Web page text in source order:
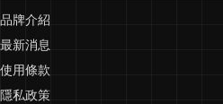
品牌介紹
最新消息
使用條款
隱私政策